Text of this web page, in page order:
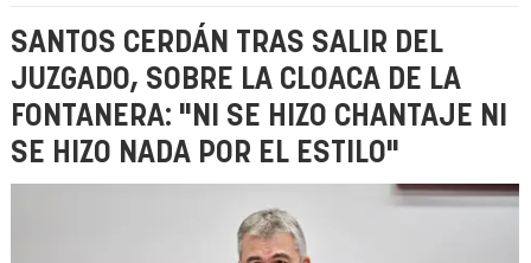
SANTOS CERDÁN TRAS SALIR DEL
JUZGADO, SOBRE LA CLOACA DE LA
FONTANERA: "NI SE HIZO CHANTAJE NI
SE HIZO NADA POR EL ESTILO"